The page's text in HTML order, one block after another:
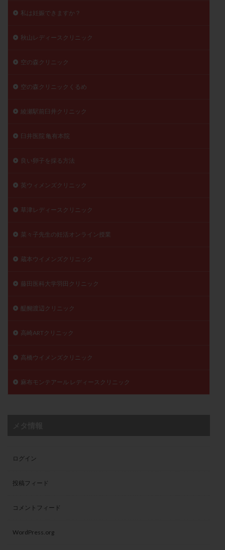
私は妊娠できますか？
秋山レディースクリニック
空の森クリニック
空の森クリニックくるめ
綾瀬駅前臼井クリニック
臼井医院 亀有本院
良い卵子を採る方法
英ウィメンズクリニック
草津レディースクリニック
菜々子先生の妊活オンライン授業
蔵本ウイメンズクリニック
藤田医科大学羽田クリニック
醍醐渡辺クリニック
高崎ARTクリニック
高橋ウイメンズクリニック
麻布モンテアール レディースクリニック
ログイン
投稿フィード
コメントフィード
WordPress.org